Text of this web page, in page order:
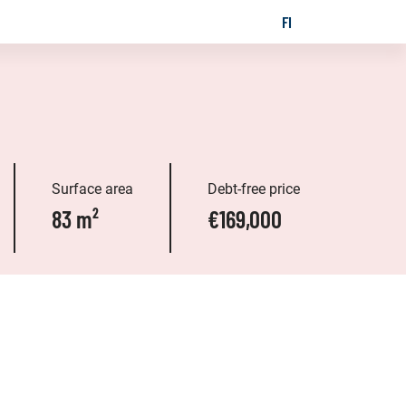
FI
SUOMI
Surface area
83 m²
Debt-free price
€169,000